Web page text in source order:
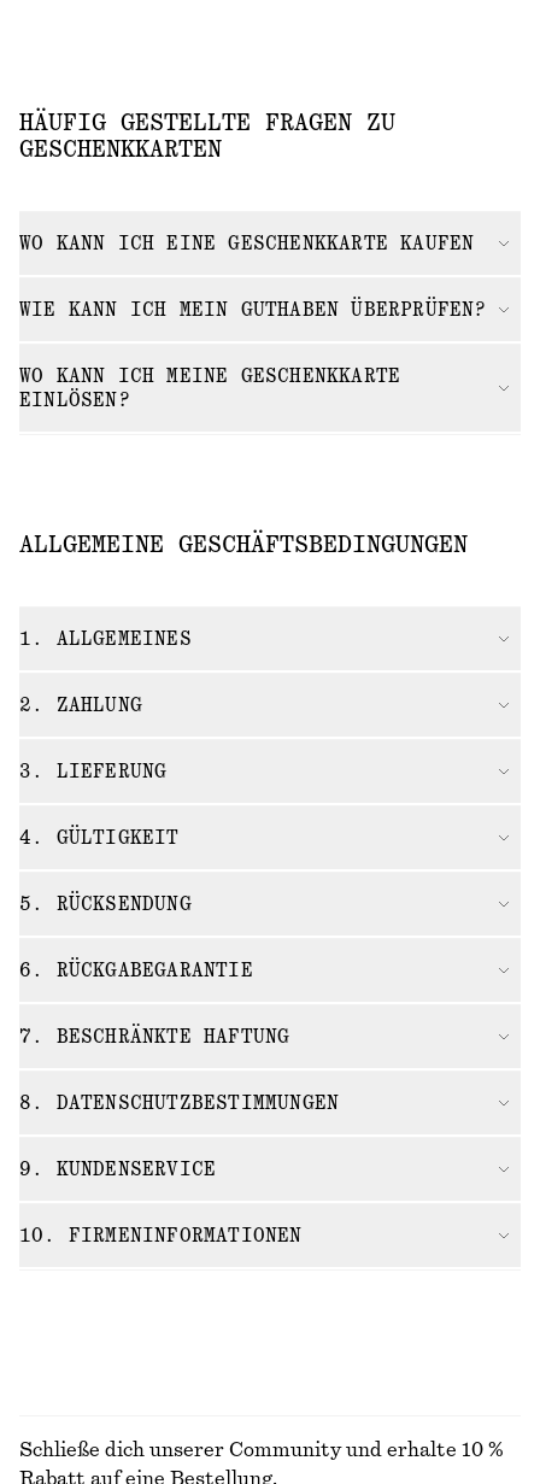
HÄUFIG GESTELLTE FRAGEN ZU
GESCHENKKARTEN
WO KANN ICH EINE GESCHENKKARTE KAUFEN
WIE KANN ICH MEIN GUTHABEN ÜBERPRÜFEN?
WO KANN ICH MEINE GESCHENKKARTE
EINLÖSEN?
ALLGEMEINE GESCHÄFTSBEDINGUNGEN
1. ALLGEMEINES
2. ZAHLUNG
3. LIEFERUNG
4. GÜLTIGKEIT
5. RÜCKSENDUNG
6. RÜCKGABEGARANTIE
7. BESCHRÄNKTE HAFTUNG
8. DATENSCHUTZBESTIMMUNGEN
9. KUNDENSERVICE
10. FIRMENINFORMATIONEN
Schließe dich unserer Community und erhalte 10 %
Rabatt auf eine Bestellung.